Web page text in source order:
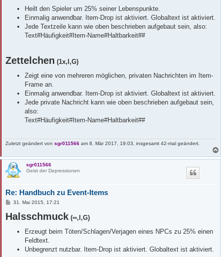
Heilt den Spieler um 25% seiner Lebenspunkte.
Einmalig anwendbar. Item-Drop ist aktiviert. Globaltext ist aktiviert.
Jede Textzeile kann wie oben beschrieben aufgebaut sein, also:
Text#Häufigkeit#Item-Name#Haltbarkeit##
Zettelchen (1x,I,G)
Zeigt eine von mehreren möglichen, privaten Nachrichten im Item-
Frame an.
Einmalig anwendbar. Item-Drop ist aktiviert. Globaltext ist aktiviert.
Jede private Nachricht kann wie oben beschrieben aufgebaut sein,
also:
Text#Häufigkeit#Item-Name#Haltbarkeit##
Zuletzt geändert von sgr011566 am 8. Mär 2017, 19:03, insgesamt 42-mal geändert.
sgr011566
Geist der Depressionen
Re: Handbuch zu Event-Items
B
i
t
31. Mai 2015, 17:21
Halsschmuck (∞,I,G)
Erzeugt beim Töten/Schlagen/Verjagen eines NPCs zu 25% einen
Feldtext.
Unbegrenzt nutzbar. Item-Drop ist aktiviert. Globaltext ist aktiviert.